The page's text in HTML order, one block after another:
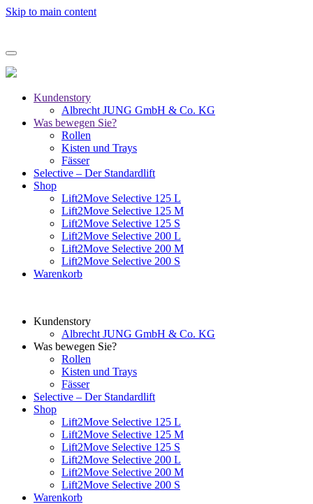
Skip to main content
Kundenstory
Albrecht JUNG GmbH & Co. KG
Was bewegen Sie?
Rollen
Kisten und Trays
Fässer
Selective – Der Standardlift
Shop
Lift2Move Selective 125 L
Lift2Move Selective 125 M
Lift2Move Selective 125 S
Lift2Move Selective 200 L
Lift2Move Selective 200 M
Lift2Move Selective 200 S
Warenkorb
Kundenstory
Albrecht JUNG GmbH & Co. KG
Was bewegen Sie?
Rollen
Kisten und Trays
Fässer
Selective – Der Standardlift
Shop
Lift2Move Selective 125 L
Lift2Move Selective 125 M
Lift2Move Selective 125 S
Lift2Move Selective 200 L
Lift2Move Selective 200 M
Lift2Move Selective 200 S
Warenkorb